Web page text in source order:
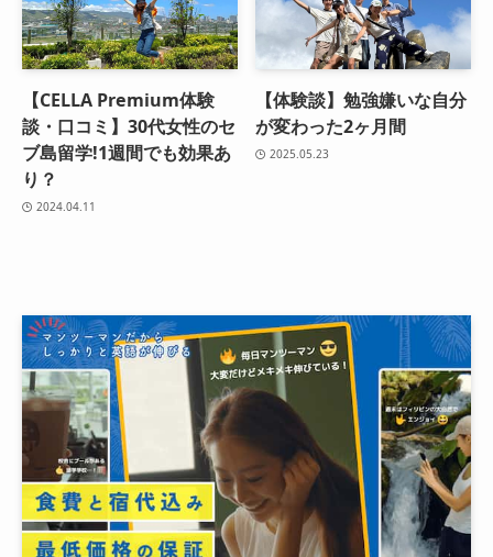
【CELLA Premium体験
談・口コミ】30代女性のセ
ブ島留学!1週間でも効果あ
り？
2024.04.11
【体験談】勉強嫌いな自分
が変わった2ヶ月間
2025.05.23